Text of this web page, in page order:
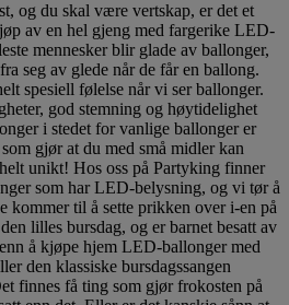
og du skal være vertskap, er det et
av en hel gjeng med fargerike LED-
mennesker blir glade av ballonger,
seg av glede når de får en ballong.
spesiell følelse når vi ser ballonger.
god stemning og høytidelighet
i stedet for vanlige ballonger er
gjør at du med små midler kan
unikt! Hos oss på Partyking finner
som har LED-belysning, og vi tør å
kommer til å sette prikken over i-en på
lilles bursdag, og er barnet besatt av
å kjøpe hjem LED-ballonger med
den klassiske bursdagssangen
finnes få ting som gjør frokosten på